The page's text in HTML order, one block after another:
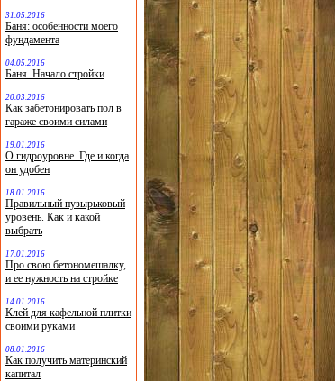
31.05.2016
Баня: особенности моего
фундамента
04.05.2016
Баня. Начало стройки
20.03.2016
Как забетонировать пол в
гараже своими силами
19.01.2016
О гидроуровне. Где и когда
он удобен
18.01.2016
Правильный пузырьковый
уровень. Как и какой
выбрать
17.01.2016
Про свою бетономешалку,
и ее нужность на стройке
14.01.2016
Клей для кафельной плитки
своими руками
08.01.2016
Как получить материнский
капитал